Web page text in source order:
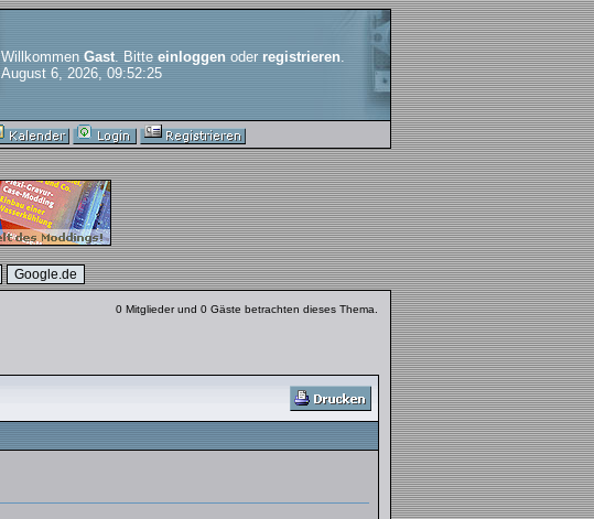
Willkommen Gast. Bitte einloggenoder registrieren.
August 6, 2026, 09:52:25
0 Mitglieder und 0 Gäste betrachten dieses Thema.